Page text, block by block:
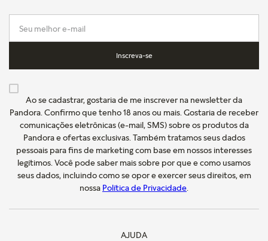
Inscreva-se
Ao se cadastrar, gostaria de me inscrever na newsletter da
Pandora. Confirmo que tenho 18 anos ou mais. Gostaria de receber
comunicações eletrônicas (e-mail, SMS) sobre os produtos da
Pandora e ofertas exclusivas. Também tratamos seus dados
pessoais para fins de marketing com base em nossos interesses
legítimos. Você pode saber mais sobre por que e como usamos
seus dados, incluindo como se opor e exercer seus direitos, em
nossa Política de Privacidade
AJUDA